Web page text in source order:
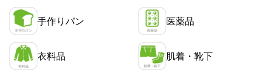
手作りパン 医薬品
衣料品 肌着・靴下